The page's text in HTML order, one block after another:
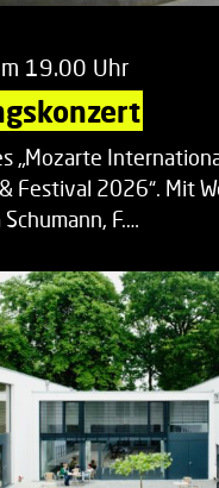
19.00 Uhr
„Mozarte
Festival 2026“. Mit
F.…